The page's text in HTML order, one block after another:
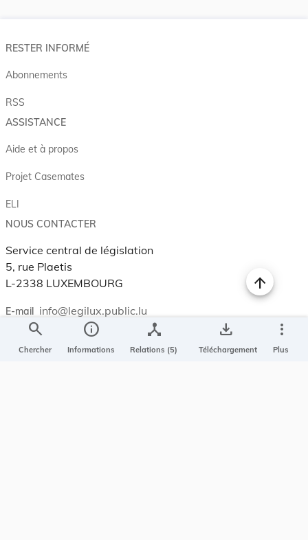
search
Chercher
info
Informations
device_hub
Relations (5)
save_alt
Téléchargement
more_vert
Plus
RESTER INFORMÉ
Abonnements
RSS
ASSISTANCE
Aide et à propos
Projet Casemates
ELI
NOUS CONTACTER
Service central de législation
5, rue Plaetis
L-2338 LUXEMBOURG
E-mail info@legilux.public.lu
My LegiBox , votre espace personnel.